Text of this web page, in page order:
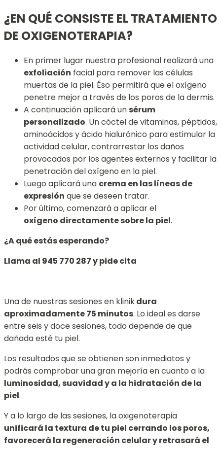
¿EN QUÉ CONSISTE EL TRATAMIENTO
DE OXIGENOTERAPIA?
En primer lugar nuestra profesional realizará una
exfoliación facial para remover las células
muertas de la piel. Éso permitirá que el oxígeno
penetre mejor a través de los poros de la dermis.
A continuación aplicará un sérum
personalizado. Un cóctel de vitaminas, péptidos,
aminoácidos y ácido hialurónico para estimular la
actividad celular, contrarrestar los daños
provocados por los agentes externos y facilitar la
penetración del oxígeno en la piel.
Luego aplicará una crema en las líneas de
expresión que se deseen tratar.
Por último, comenzará a aplicar el
oxígeno directamente sobre la piel.
¿A qué estás esperando?
Llama al 945 770 287 y pide cita
Una de nuestras sesiones en klinikdura
aproximadamente 75 minutos. Lo ideal es darse
entre seis y doce sesiones, todo depende de que
dañada esté tu piel.
Los resultados que se obtienen son inmediatos y
podrás comprobar una gran mejoría en cuanto a la
luminosidad, suavidad y a la hidratación de la
piel.
Y a lo largo de las sesiones, la oxigenoterapia
unificará la textura de tu piel cerrando los poros,
favorecerá la regeneración celular y retrasará el